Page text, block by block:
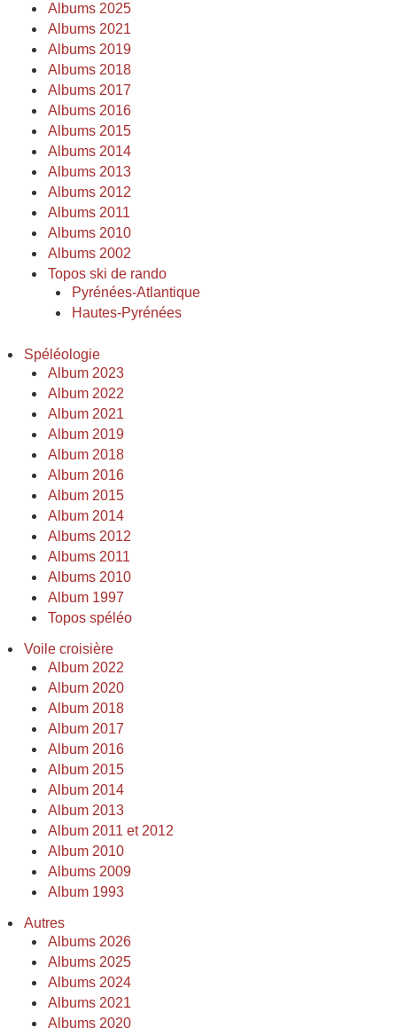
Albums 2025
Albums 2021
Albums 2019
Albums 2018
Albums 2017
Albums 2016
Albums 2015
Albums 2014
Albums 2013
Albums 2012
Albums 2011
Albums 2010
Albums 2002
Topos ski de rando
Pyrénées-Atlantique
Hautes-Pyrénées
Spéléologie
Album 2023
Album 2022
Album 2021
Album 2019
Album 2018
Album 2016
Album 2015
Album 2014
Albums 2012
Albums 2011
Albums 2010
Album 1997
Topos spéléo
Voile croisière
Album 2022
Album 2020
Album 2018
Album 2017
Album 2016
Album 2015
Album 2014
Album 2013
Album 2011 et 2012
Album 2010
Albums 2009
Album 1993
Autres
Albums 2026
Albums 2025
Albums 2024
Albums 2021
Albums 2020